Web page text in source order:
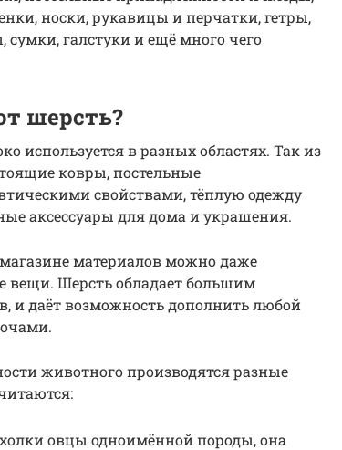
носки, рукавицы и перчатки, гетры,
галстуки и ещё много чего
шерсть?
используется в разных областях. Так из
ковры, постельные
свойствами, тёплую одежду
аксессуары для дома и украшения.
материалов можно даже
вещи. Шерсть обладает большим
и даёт возможность дополнить любой
животного производятся разные
овцы одноимённой породы, она